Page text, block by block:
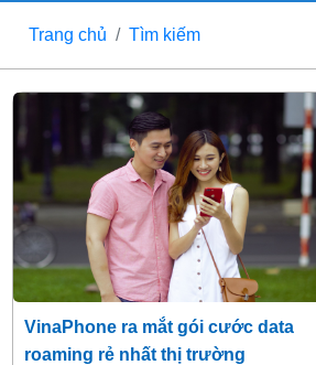
Trang chủ Tìm kiếm
VinaPhone ra mắt gói cước data
roaming rẻ nhất thị trường